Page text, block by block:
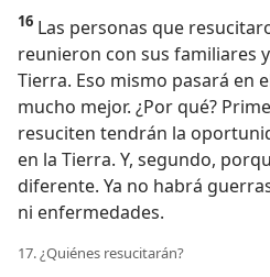
16 Las personas que
reunieron con sus familiares
Tierra. Eso mismo pasará en
mucho mejor. ¿Por qué?
resuciten tendrán la
en la Tierra. Y, segundo,
diferente. Ya no habrá
ni enfermedades.
17. ¿Quiénes resucitarán?